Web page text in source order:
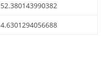
52.380143990382
4.6301294056688